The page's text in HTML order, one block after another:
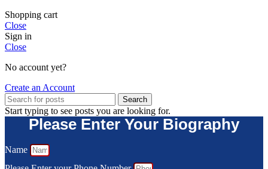
Shopping cart
Close
Sign in
Close
No account yet?
Create an Account
Search
Start typing to see posts you are looking for.
Please Enter Your Biography
Name